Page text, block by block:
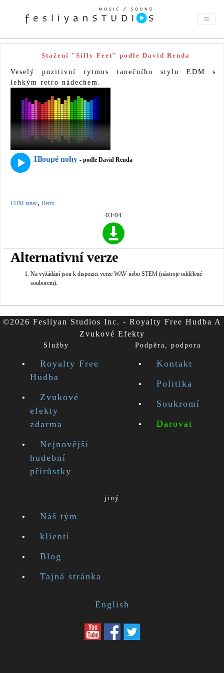
Stažení "Silly Feet" podle David Renda
Veselý pozitivní rytmus tanečního stylu EDM s
lehkým retro nádechem.
Hloupé nohy - podle David Renda
EDM tanec, Retro
03:04
Alternativní verze
Na vyžádání jsou k dispozici verze WAV nebo STEM (nástroje oddělené
souborem).
©2026 Fesliyan Studios Inc. - Royalty Free Hudba A
Zvukové Efekty
Služby
Royalty Free
Hudba
Zvukové
efekty
zdarma
Nejnovější
hudební
přírůstky
Podpěra, podpora
Kontakt
Politika
Soukromí
Darovat
jiný
Náš tým
klienti
Blog
Tajná stránka
English